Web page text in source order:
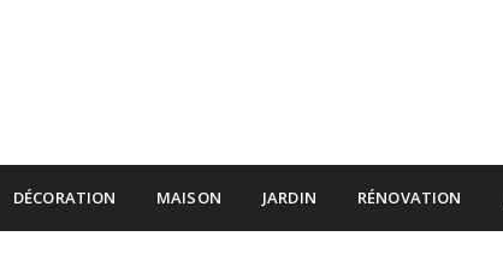
DÉCORATION MAISON JARDIN RÉNOVATION